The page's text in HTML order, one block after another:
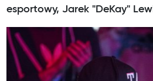
esportowy, Jarek "DeKay"